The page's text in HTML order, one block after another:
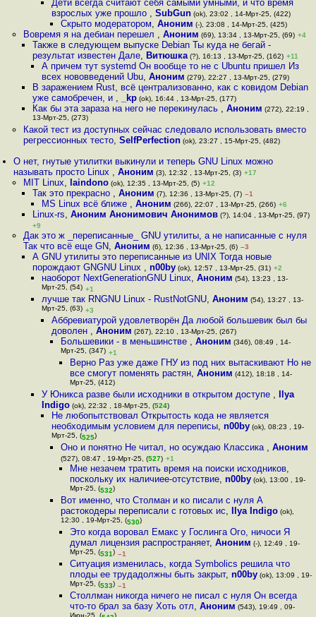
Дети всегда считают себя самыми умными, и что время
взрослых уже прошло , SubGun(ok), 23:02 , 14-Мрт-25, (422)
Скрыто модератором, Аноним (-), 23:08 , 14-Мрт-25, (425)
Вовремя я на дебиан перешел , Аноним (69), 13:34 , 13-Мрт-25, (69) +4
Также в следующем выпуске Debian Ты куда не бегай -
результат известен Дале, Витюшка(?), 16:13 , 13-Мрт-25, (162) +11
А причем тут systemd Он вообще то не с Ubuntu пришел Из
всех нововведений Ubu,Аноним (279), 22:27 , 13-Мрт-25, (279)
В заражением Rust, всё централизованно, как с ковидом Debian
уже самобречен, и , _kp(ok), 16:44 , 13-Мрт-25, (177)
Как бы эта зараза на него не перекинулась , Аноним (272), 22:19 ,
13-Мрт-25, (273)
Какой тест из доступных сейчас следовало использовать вместо
регрессионных тесто, SelfPerfection(ok), 23:27 , 15-Мрт-25, (482)
О нет, гнутые утилитки выкинули и теперь GNU Linux можно
называть просто Linux ,Аноним (3), 12:32 , 13-Мрт-25, (3) +17
MIT Linux, laindono(ok), 12:35 , 13-Мрт-25, (5) +12
Так это прекрасно , Аноним (7), 12:36 , 13-Мрт-25, (7) –1
MS Linux всё ближе ,Аноним (266), 22:07 , 13-Мрт-25, (266) +6
Linux-rs, Аноним Анонимович Анонимов(?), 14:04 , 13-Мрт-25, (97)
+9
Дак это ж _переписанные_ GNU утилиты, а не написанные с нуля
Так что всё еще GN, Аноним (6), 12:36 , 13-Мрт-25, (6) –3
А GNU утилиты это переписанные из UNIX Тогда новые
порождают GNGNU Linux , n00by(ok), 12:57 , 13-Мрт-25, (31) +2
наоборот NextGenerationGNU Linux,Аноним (54), 13:23 , 13-
Мрт-25, (54) +1
лучше так RNGNU Linux - RustNotGNU,Аноним (54), 13:27 , 13-
Мрт-25, (63) +3
Аббревиатурой удовлетворён Да любой большевик был бы
доволен , Аноним (267), 22:10 , 13-Мрт-25, (267)
Большевики - в меньшинстве , Аноним (346), 08:49 , 14-
Мрт-25, (347) +1
Верно Раз уже даже ГНУ из под них вытаскивают Но не
все смогут поменять растян,Аноним (412), 18:18 , 14-
Мрт-25, (412)
У Юникса разве были исходники в открытом доступе ,
Ilya
Indigo (ok), 22:32 , 18-Мрт-25, (524)
Не любопытствовал Открытость кода не является
необходимым условием для переписы, n00by(ok), 08:23 , 19-
Мрт-25, (525)
Оно и понятно Не читал, но осуждаю Классика , Аноним
(527), 08:47 , 19-Мрт-25, (527) +1
Мне незачем тратить время на поиски исходников,
поскольку их наличиее-отсутствие,n00by (ok), 13:00 , 19-
Мрт-25, (532)
Вот именно, что Столман и ко писали с нуля А
растокодеры переписали с готовых ис, Ilya Indigo(ok),
12:30 , 19-Мрт-25, (530)
Это когда воровал Емакс у Гослинга Ого, ничоси Я
думал лицензия распространяет,Аноним (-), 12:49 , 19-
Мрт-25, (531) –1
Ситуация изменилась, когда Symbolics решила что
плоды ее трудадолжны быть закрыт,n00by (ok), 13:09 , 19-
Мрт-25, (533) –1
Столлман никогда ничего не писал с нуля Он всегда
что-то брал за базу Хоть отл,Аноним (543), 19:49 , 09-